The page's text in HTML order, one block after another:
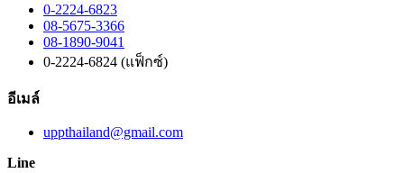
0-2224-6823
08-5675-3366
08-1890-9041
0-2224-6824 (แฟ็กซ์)
อีเมล์
uppthailand@gmail.com
Line